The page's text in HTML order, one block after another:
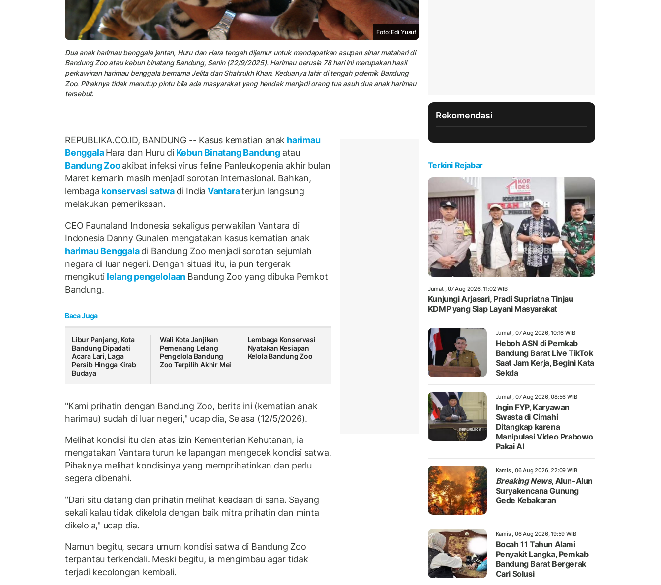
Foto: Edi Yusuf
Dua anak harimau benggala jantan, Huru dan Hara tengah dijemur untuk mendapatkan asupan sinar matahari di
Bandung Zoo atau kebun binatang Bandung, Senin (22/9/2025). Harimau berusia 78 hari ini merupakan hasil
perkawinan harimau benggala bernama Jelita dan Shahrukh Khan. Keduanya lahir di tengah polemik Bandung
Zoo. Pihaknya tidak menutup pintu bila ada masyarakat yang hendak menjadi orang tua asuh dua anak harimau
tersebut.
REPUBLIKA.CO.ID, BANDUNG -- Kasus kematian anak harimau
BenggalaHara dan Huru diKebun Binatang Bandung atau
Bandung Zooakibat infeksi virus feline Panleukopenia akhir bulan
Maret kemarin masih menjadi sorotan internasional. Bahkan,
lembaga konservasi satwa di India Vantaraterjun langsung
melakukan pemeriksaan.
CEO Faunaland Indonesia sekaligus perwakilan Vantara di
Indonesia Danny Gunalen mengatakan kasus kematian anak
harimau Benggaladi Bandung Zoo menjadi sorotan sejumlah
negara di luar negeri. Dengan situasi itu, ia pun tergerak
mengikuti lelang pengelolaan Bandung Zoo yang dibuka Pemkot
Bandung.
Baca Juga
Libur Panjang, Kota
Bandung Dipadati
Acara Lari, Laga
Persib Hingga Kirab
Budaya
Wali Kota Janjikan
Pemenang Lelang
Pengelola Bandung
Zoo Terpilih Akhir Mei
Lembaga Konservasi
Nyatakan Kesiapan
Kelola Bandung Zoo
"Kami prihatin dengan Bandung Zoo, berita ini (kematian anak
harimau) sudah di luar negeri," ucap dia, Selasa (12/5/2026).
Melihat kondisi itu dan atas izin Kementerian Kehutanan, ia
mengatakan Vantara turun ke lapangan mengecek kondisi satwa.
Pihaknya melihat kondisinya yang memprihatinkan dan perlu
segera dibenahi.
"Dari situ datang dan prihatin melihat keadaan di sana. Sayang
sekali kalau tidak dikelola dengan baik mitra prihatin dan minta
dikelola," ucap dia.
Namun begitu, secara umum kondisi satwa di Bandung Zoo
terpantau terkendali. Meski begitu, ia mengimbau agar tidak
terjadi kecolongan kembali.
Rekomendasi
Terkini Rejabar
Jumat , 07 Aug 2026, 11:02 WIB
Kunjungi Arjasari, Pradi Supriatna Tinjau
KDMP yang Siap Layani Masyarakat
Jumat , 07 Aug 2026, 10:16 WIB
Heboh ASN di Pemkab
Bandung Barat Live TikTok
Saat Jam Kerja, Begini Kata
Sekda
Jumat , 07 Aug 2026, 08:56 WIB
Ingin FYP, Karyawan
Swasta di Cimahi
Ditangkap karena
Manipulasi Video Prabowo
Pakai AI
Kamis , 06 Aug 2026, 22:09 WIB
Breaking News, Alun-Alun
Suryakencana Gunung
Gede Kebakaran
Kamis , 06 Aug 2026, 19:59 WIB
Bocah 11 Tahun Alami
Penyakit Langka, Pemkab
Bandung Barat Bergerak
Cari Solusi